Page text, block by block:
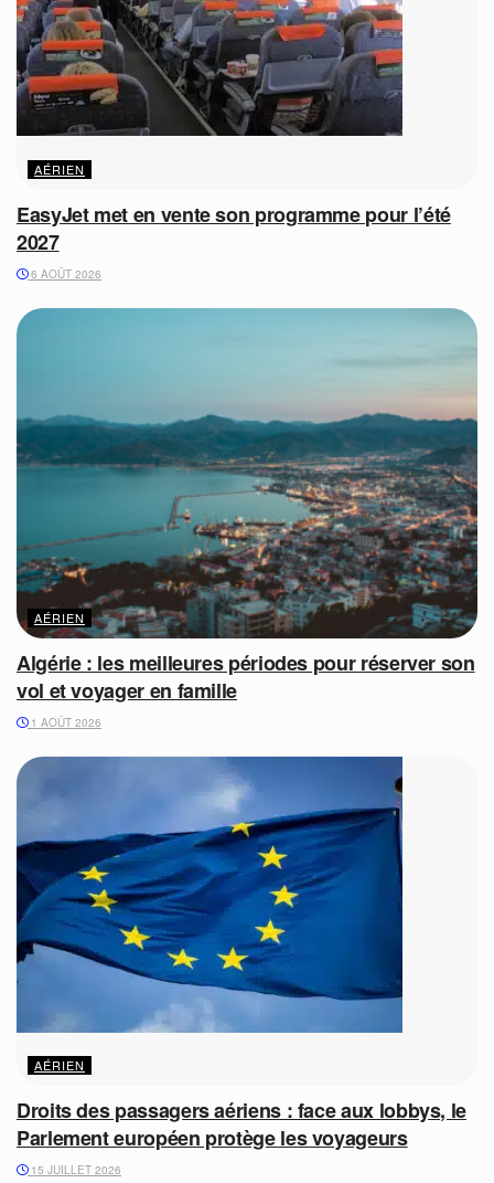
AÉRIEN
EasyJet met en vente son programme pour l’été
2027
6 AOÛT 2026
AÉRIEN
Algérie : les meilleures périodes pour réserver son
vol et voyager en famille
1 AOÛT 2026
AÉRIEN
Droits des passagers aériens : face aux lobbys, le
Parlement européen protège les voyageurs
15 JUILLET 2026